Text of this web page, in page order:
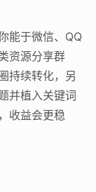
能于微信、QQ
资源分享群
持续转化，另
并植入关键词
收益会更稳